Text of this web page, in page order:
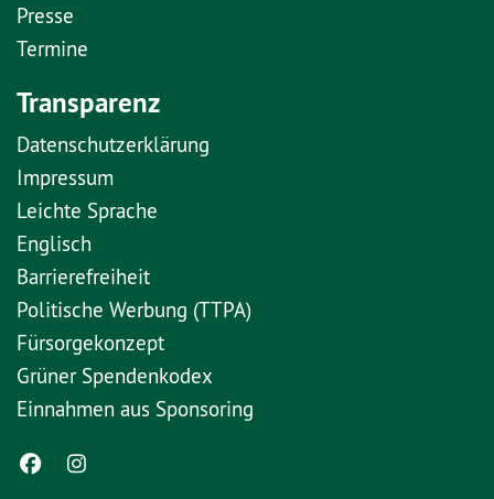
Presse
Termine
Transparenz
Datenschutzerklärung
Impressum
Leichte Sprache
Englisch
Barrierefreiheit
Politische Werbung (TTPA)
Fürsorgekonzept
Grüner Spendenkodex
Einnahmen aus Sponsoring